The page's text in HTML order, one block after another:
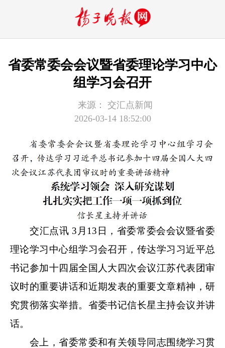
省委常委会会议暨省委理论学习中心
组学习会召开
来源：
交汇点新闻
2026-03-14 18:52:00
交汇点讯 3月13日，省委常委会会议暨省委
理论学习中心组学习会召开，传达学习习近平总
书记参加十四届全国人大四次会议江苏代表团审
议时的重要讲话和近期发表的重要文章精神，研
究贯彻落实举措。省委书记信长星主持会议并讲
话。
会上，省委常委和有关领导同志围绕学习贯